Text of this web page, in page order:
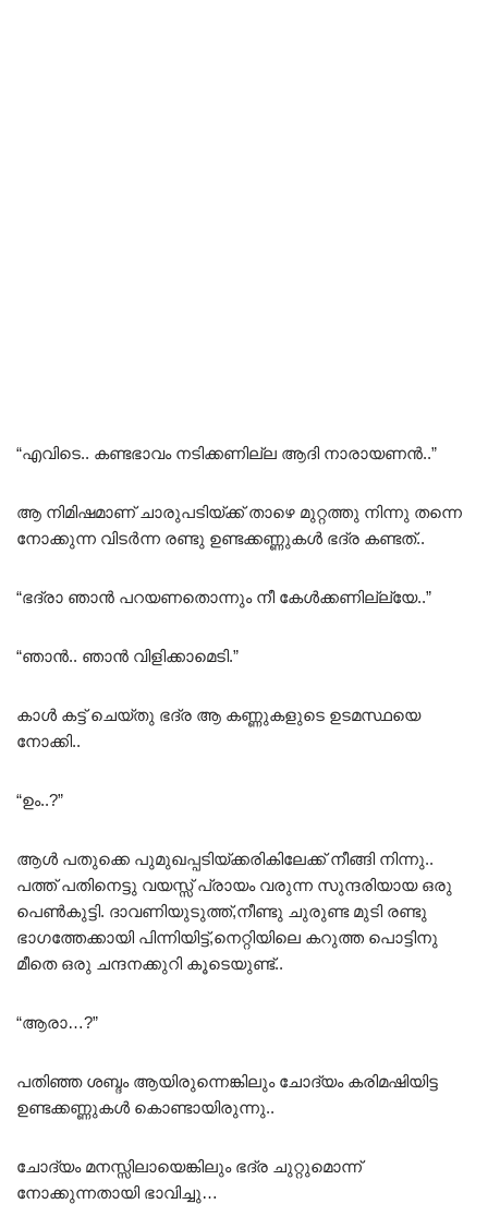
“എവിടെ.. കണ്ടഭാവം നടിക്കണില്ല ആദി നാരായണൻ..”
ആ നിമിഷമാണ് ചാരുപടിയ്ക്ക് താഴെ മുറ്റത്തു നിന്നു തന്നെ
നോക്കുന്ന വിടർന്ന രണ്ടു ഉണ്ടക്കണ്ണുകൾ ഭദ്ര കണ്ടത്..
“ഭദ്രാ ഞാൻ പറയണതൊന്നും നീ കേൾക്കണില്ല്യേ..”
“ഞാൻ.. ഞാൻ വിളിക്കാമെടി.”
കാൾ കട്ട്‌ ചെയ്തു ഭദ്ര ആ കണ്ണുകളുടെ ഉടമസ്ഥയെ
നോക്കി..
“ഉം..?”
ആൾ പതുക്കെ പുമുഖപ്പടിയ്ക്കരികിലേക്ക് നീങ്ങി നിന്നു..
പത്ത് പതിനെട്ടു വയസ്സ് പ്രായം വരുന്ന സുന്ദരിയായ ഒരു
പെൺകുട്ടി. ദാവണിയുടുത്ത്,നീണ്ടു ചുരുണ്ട മുടി രണ്ടു
ഭാഗത്തേക്കായി പിന്നിയിട്ട്,നെറ്റിയിലെ കറുത്ത പൊട്ടിനു
മീതെ ഒരു ചന്ദനക്കുറി കൂടെയുണ്ട്..
“ആരാ…?”
പതിഞ്ഞ ശബ്ദം ആയിരുന്നെങ്കിലും ചോദ്യം കരിമഷിയിട്ട
ഉണ്ടക്കണ്ണുകൾ കൊണ്ടായിരുന്നു..
ചോദ്യം മനസ്സിലായെങ്കിലും ഭദ്ര ചുറ്റുമൊന്ന്
നോക്കുന്നതായി ഭാവിച്ചു…